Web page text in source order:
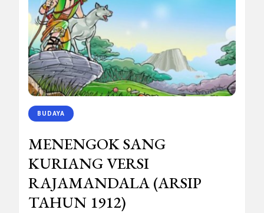
BUDAYA
MENENGOK SANG
KURIANG VERSI
RAJAMANDALA (ARSIP
TAHUN 1912)